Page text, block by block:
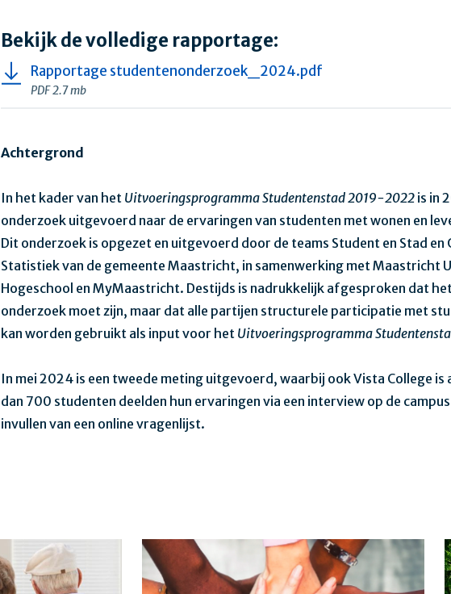
Bekijk de volledige rapportage:
Rapportage studentenonderzoek_2024.pdf
PDF 2.7 mb
Achtergrond
In het kader van het Uitvoeringsprogramma Studentenstad 2019-2022 is in
onderzoek uitgevoerd naar de ervaringen van studenten met wonen en
Dit onderzoek is opgezet en uitgevoerd door de teams Student en Stad en
Statistiek van de gemeente Maastricht, in samenwerking met Maastricht
Hogeschool en MyMaastricht. Destijds is nadrukkelijk afgesproken dat
onderzoek moet zijn, maar dat alle partijen structurele participatie met
kan worden gebruikt als input voor het Uitvoeringsprogramma
In mei 2024 is een tweede meting uitgevoerd, waarbij ook Vista College is
dan 700 studenten deelden hun ervaringen via een interview op de
invullen van een online vragenlijst.